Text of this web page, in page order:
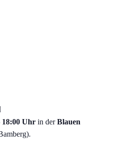
18:00 Uhr in derBlauen